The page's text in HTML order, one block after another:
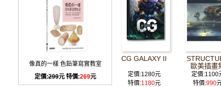
像真的一樣 色鉛筆寫實教室
定價:299元 特價:269元
CG GALAXY II
定價:1280元
特價:1180元
歐美插畫
定價:1100
特價:990